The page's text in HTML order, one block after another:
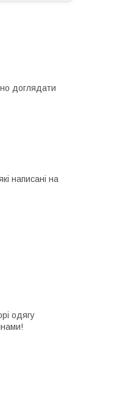
доглядати
написані на
одягу